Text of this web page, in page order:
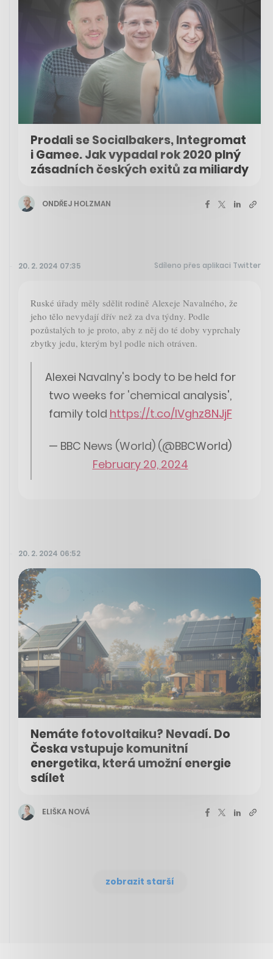
Prodali se Socialbakers, Integromat
i Gamee. Jak vypadal rok 2020 plný
zásadních českých exitů za miliardy
ONDŘEJ HOLZMAN
20. 2. 2024 07:35 Sdíleno přes aplikaci Twitter
Ruské úřady měly sdělit rodině Alexeje Navalného, že
jeho tělo nevydají dřív než za dva týdny. Podle
pozůstalých to je proto, aby z něj do té doby vyprchaly
zbytky jedu, kterým byl podle nich otráven.
Alexei Navalny's body to be held for
two weeks for 'chemical analysis',
family told https://t.co/IVghz8NJjF
— BBC News (World) (@BBCWorld)
February 20, 2024
20. 2. 2024 06:52
Nemáte fotovoltaiku? Nevadí. Do
Česka vstupuje komunitní
energetika, která umožní energie
sdílet
ELIŠKA NOVÁ
zobrazit starší